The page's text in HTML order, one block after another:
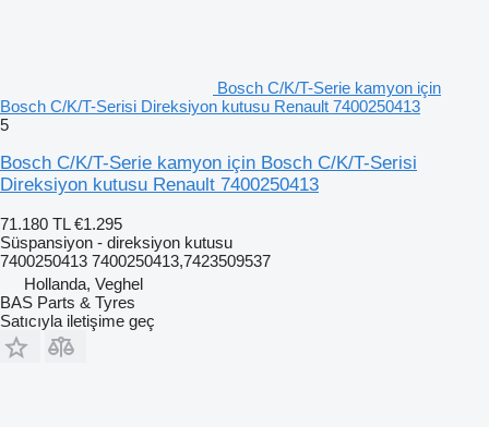
Bosch C/K/T-Serie kamyon için
Bosch C/K/T-Serisi Direksiyon kutusu Renault 7400250413
5
Bosch C/K/T-Serie kamyon için Bosch C/K/T-Serisi
Direksiyon kutusu Renault 7400250413
71.180 TL €1.295
Süspansiyon - direksiyon kutusu
7400250413 7400250413,7423509537
Hollanda, Veghel
BAS Parts & Tyres
Satıcıyla iletişime geç